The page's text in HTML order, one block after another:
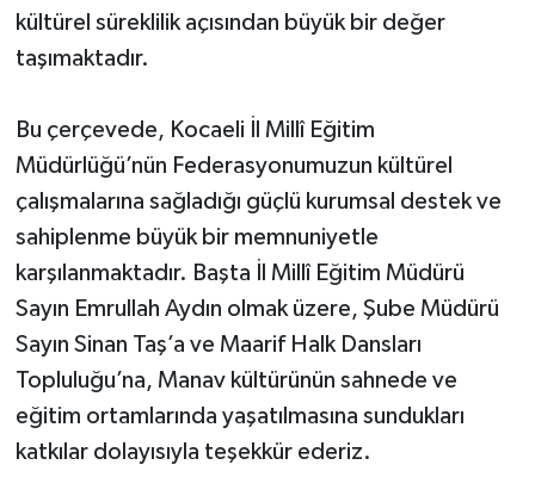
kültürel süreklilik açısından büyük bir değer
taşımaktadır.
Bu çerçevede, Kocaeli İl Millî Eğitim
Müdürlüğü’nün Federasyonumuzun kültürel
çalışmalarına sağladığı güçlü kurumsal destek ve
sahiplenme büyük bir memnuniyetle
karşılanmaktadır. Başta İl Millî Eğitim Müdürü
Sayın Emrullah Aydın olmak üzere, Şube Müdürü
Sayın Sinan Taş’a ve Maarif Halk Dansları
Topluluğu’na, Manav kültürünün sahnede ve
eğitim ortamlarında yaşatılmasına sundukları
katkılar dolayısıyla teşekkür ederiz.